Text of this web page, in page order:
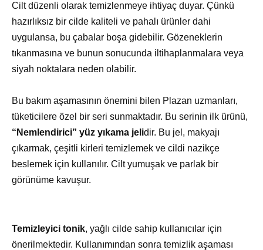
Cilt düzenli olarak temizlenmeye ihtiyaç duyar. Çünkü
hazırlıksız bir cilde kaliteli ve pahalı ürünler dahi
uygulansa, bu çabalar boşa gidebilir. Gözeneklerin
tıkanmasına ve bunun sonucunda iltihaplanmalara veya
siyah noktalara neden olabilir.
Bu bakım aşamasının önemini bilen Plazan uzmanları,
tüketicilere özel bir seri sunmaktadır. Bu serinin ilk ürünü,
“Nemlendirici” yüz yıkama jelidir. Bu jel, makyajı
çıkarmak, çeşitli kirleri temizlemek ve cildi nazikçe
beslemek için kullanılır. Cilt yumuşak ve parlak bir
görünüme kavuşur.
Temizleyici tonik, yağlı cilde sahip kullanıcılar için
önerilmektedir. Kullanımından sonra temizlik aşaması